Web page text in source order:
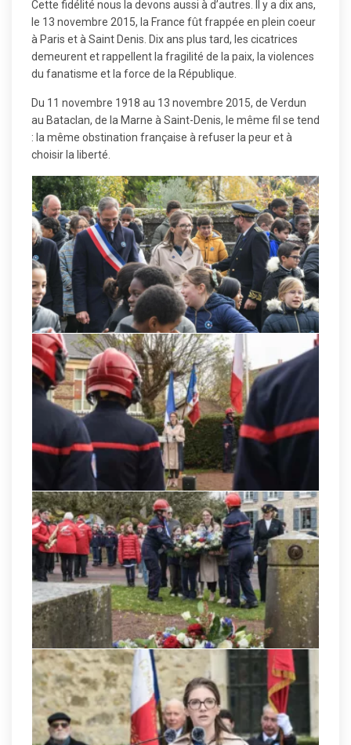
Cette fidélité nous la devons aussi à d’autres. Il y a dix ans,
le 13 novembre 2015, la France fût frappée en plein coeur
à Paris et à Saint Denis. Dix ans plus tard, les cicatrices
demeurent et rappellent la fragilité de la paix, la violences
du fanatisme et la force de la République.
Du 11 novembre 1918 au 13 novembre 2015, de Verdun
au Bataclan, de la Marne à Saint-Denis, le même fil se tend
: la même obstination française à refuser la peur et à
choisir la liberté.